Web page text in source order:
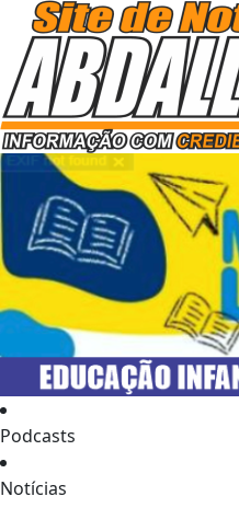
Podcasts
Notícias